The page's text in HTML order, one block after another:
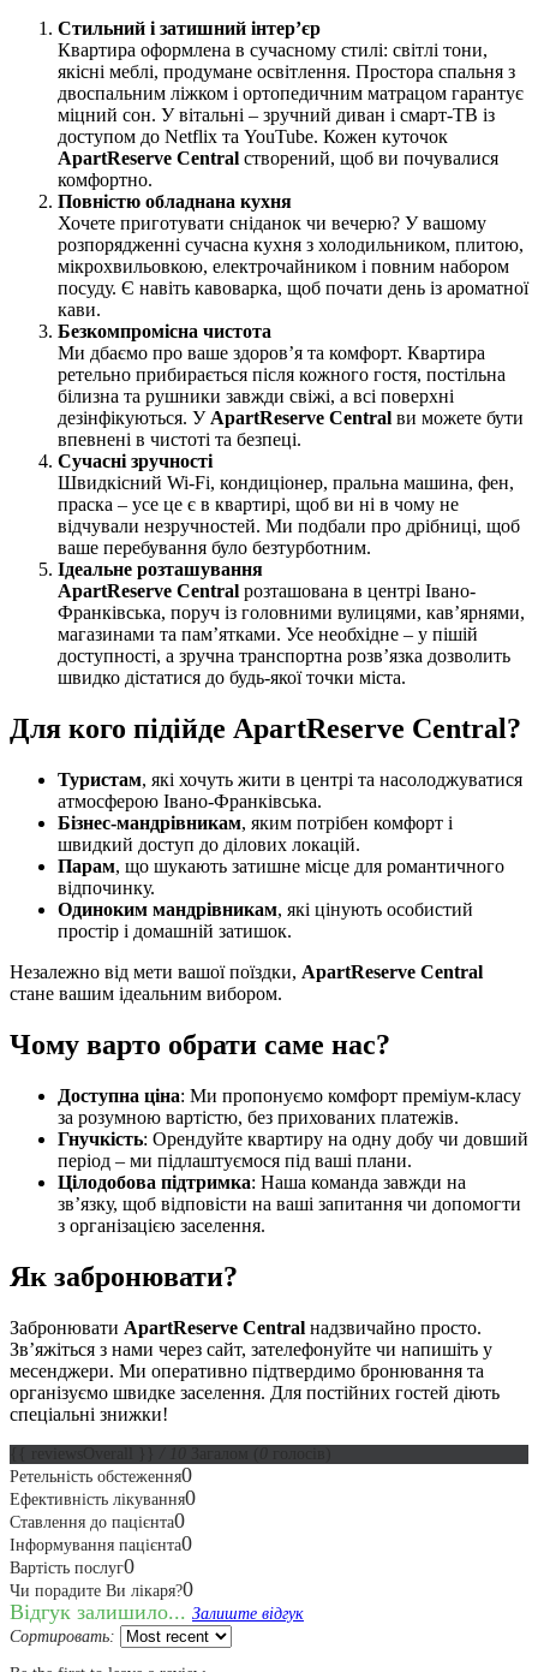
Стильний і затишний інтер’єр
Квартира оформлена в сучасному стилі: світлі тони,
якісні меблі, продумане освітлення. Простора спальня з
двоспальним ліжком і ортопедичним матрацом гарантує
міцний сон. У вітальні – зручний диван і смарт-ТВ із
доступом до Netflix та YouTube. Кожен куточок
ApartReserve Central створений, щоб ви почувалися
комфортно.
Повністю обладнана кухня
Хочете приготувати сніданок чи вечерю? У вашому
розпорядженні сучасна кухня з холодильником, плитою,
мікрохвильовкою, електрочайником і повним набором
посуду. Є навіть кавоварка, щоб почати день із ароматної
кави.
Безкомпромісна чистота
Ми дбаємо про ваше здоров’я та комфорт. Квартира
ретельно прибирається після кожного гостя, постільна
білизна та рушники завжди свіжі, а всі поверхні
дезінфікуються. УApartReserve Central ви можете бути
впевнені в чистоті та безпеці.
Сучасні зручності
Швидкісний Wi-Fi, кондиціонер, пральна машина, фен,
праска – усе це є в квартирі, щоб ви ні в чому не
відчували незручностей. Ми подбали про дрібниці, щоб
ваше перебування було безтурботним.
Ідеальне розташування
ApartReserve Central розташована в центрі Івано-
Франківська, поруч із головними вулицями, кав’ярнями,
магазинами та пам’ятками. Усе необхідне – у пішій
доступності, а зручна транспортна розв’язка дозволить
швидко дістатися до будь-якої точки міста.
Для кого підійде ApartReserve Central?
Туристам, які хочуть жити в центрі та насолоджуватися
атмосферою Івано-Франківська.
Бізнес-мандрівникам, яким потрібен комфорт і
швидкий доступ до ділових локацій.
Парам, що шукають затишне місце для романтичного
відпочинку.
Одиноким мандрівникам, які цінують особистий
простір і домашній затишок.
Незалежно від мети вашої поїздки, ApartReserve Central
стане вашим ідеальним вибором.
Чому варто обрати саме нас?
Доступна ціна: Ми пропонуємо комфорт преміум-класу
за розумною вартістю, без прихованих платежів.
Гнучкість: Орендуйте квартиру на одну добу чи довший
період – ми підлаштуємося під ваші плани.
Цілодобова підтримка: Наша команда завжди на
зв’язку, щоб відповісти на ваші запитання чи допомогти
з організацією заселення.
Як забронювати?
Забронювати ApartReserve Central надзвичайно просто.
Зв’яжіться з нами через сайт, зателефонуйте чи напишіть у
месенджери. Ми оперативно підтвердимо бронювання та
організуємо швидке заселення. Для постійних гостей діють
спеціальні знижки!
Ретельність обстеження0
Ефективність лікування0
Ставлення до пацієнта0
Інформування пацієнта0
Вартість послуг0
Чи порадите Ви лікаря?0
Відгук залишило... Залиште відгук
Сортировать: